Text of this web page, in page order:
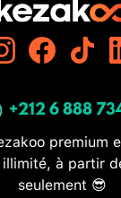
+212 6 888
premium
à partir
seulement 😎